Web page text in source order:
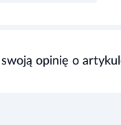
swoją opinię o